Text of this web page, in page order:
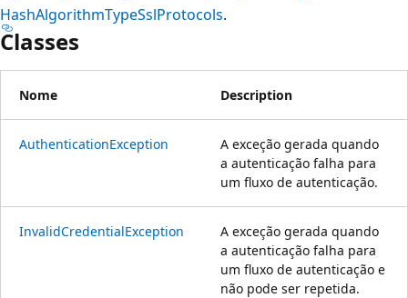
HashAlgorithmTypeSslProtocols.
Classes
Nome Description
AuthenticationException
A exceção gerada quando
a autenticação falha para
um fluxo de autenticação.
InvalidCredentialException
A exceção gerada quando
a autenticação falha para
um fluxo de autenticação e
não pode ser repetida.